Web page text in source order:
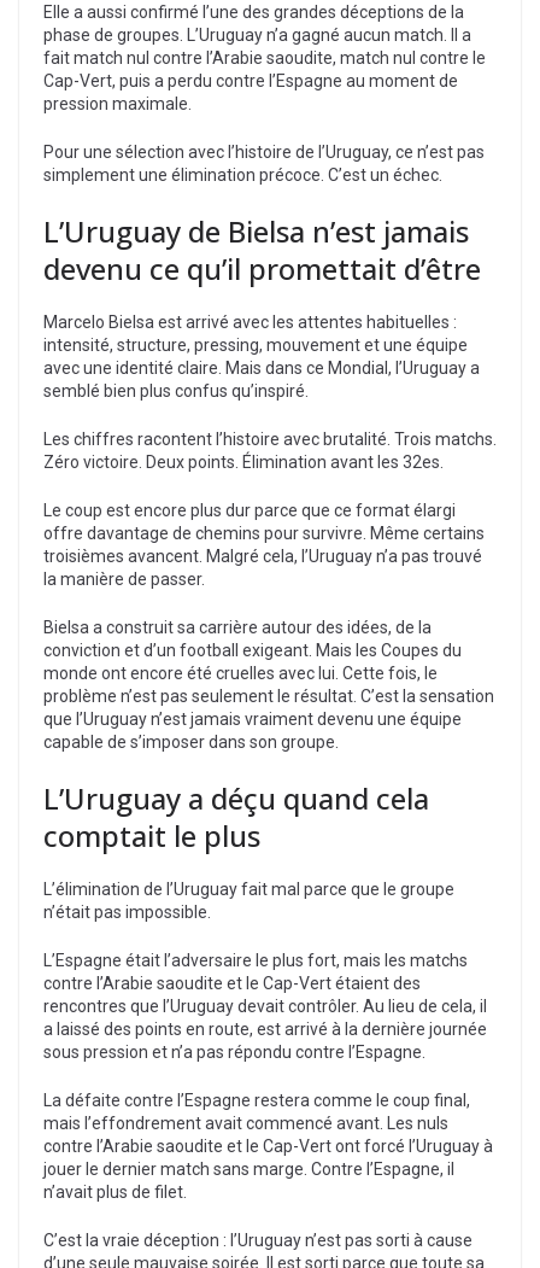
Elle a aussi confirmé l’une des grandes déceptions de la
phase de groupes. L’Uruguay n’a gagné aucun match. Il a
fait match nul contre l’Arabie saoudite, match nul contre le
Cap-Vert, puis a perdu contre l’Espagne au moment de
pression maximale.
Pour une sélection avec l’histoire de l’Uruguay, ce n’est pas
simplement une élimination précoce. C’est un échec.
L’Uruguay de Bielsa n’est jamais
devenu ce qu’il promettait d’être
Marcelo Bielsa est arrivé avec les attentes habituelles :
intensité, structure, pressing, mouvement et une équipe
avec une identité claire. Mais dans ce Mondial, l’Uruguay a
semblé bien plus confus qu’inspiré.
Les chiffres racontent l’histoire avec brutalité. Trois matchs.
Zéro victoire. Deux points. Élimination avant les 32es.
Le coup est encore plus dur parce que ce format élargi
offre davantage de chemins pour survivre. Même certains
troisièmes avancent. Malgré cela, l’Uruguay n’a pas trouvé
la manière de passer.
Bielsa a construit sa carrière autour des idées, de la
conviction et d’un football exigeant. Mais les Coupes du
monde ont encore été cruelles avec lui. Cette fois, le
problème n’est pas seulement le résultat. C’est la sensation
que l’Uruguay n’est jamais vraiment devenu une équipe
capable de s’imposer dans son groupe.
L’Uruguay a déçu quand cela
comptait le plus
L’élimination de l’Uruguay fait mal parce que le groupe
n’était pas impossible.
L’Espagne était l’adversaire le plus fort, mais les matchs
contre l’Arabie saoudite et le Cap-Vert étaient des
rencontres que l’Uruguay devait contrôler. Au lieu de cela, il
a laissé des points en route, est arrivé à la dernière journée
sous pression et n’a pas répondu contre l’Espagne.
La défaite contre l’Espagne restera comme le coup final,
mais l’effondrement avait commencé avant. Les nuls
contre l’Arabie saoudite et le Cap-Vert ont forcé l’Uruguay à
jouer le dernier match sans marge. Contre l’Espagne, il
n’avait plus de filet.
C’est la vraie déception : l’Uruguay n’est pas sorti à cause
d’une seule mauvaise soirée. Il est sorti parce que toute sa